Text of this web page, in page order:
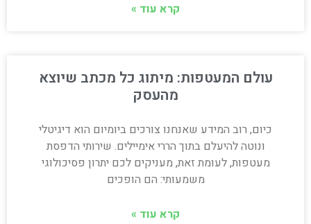
קרא עוד »
עולם המעטפות: מיתוג כל מכתב שיוצא
מהעסק
כיום, רוב המידע שאנחנו צורכים ביומיום הוא דיגיטלי
ונוטה להיעלם בתוך הררי אימיילים. שירותי הדפסת
מעטפות, לעומת זאת, מעניקים לכם יתרון פסיכולוגי
משמעותי: הם הופכים
קרא עוד »